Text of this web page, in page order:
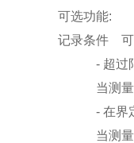
可选功能:
记录条件
- 超过
当测量超
- 在界定
当测量结